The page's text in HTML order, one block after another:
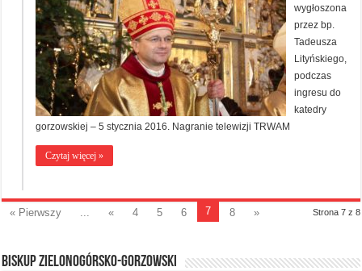
wygłoszona
przez bp.
Tadeusza
Lityńskiego,
podczas
ingresu do
katedry
gorzowskiej – 5 stycznia 2016. Nagranie telewizji TRWAM
Czytaj więcej »
Strona 7 z 8
« Pierwszy « 4 5 6 7 8 »
BISKUP ZIELONOGÓRSKO-GORZOWSKI